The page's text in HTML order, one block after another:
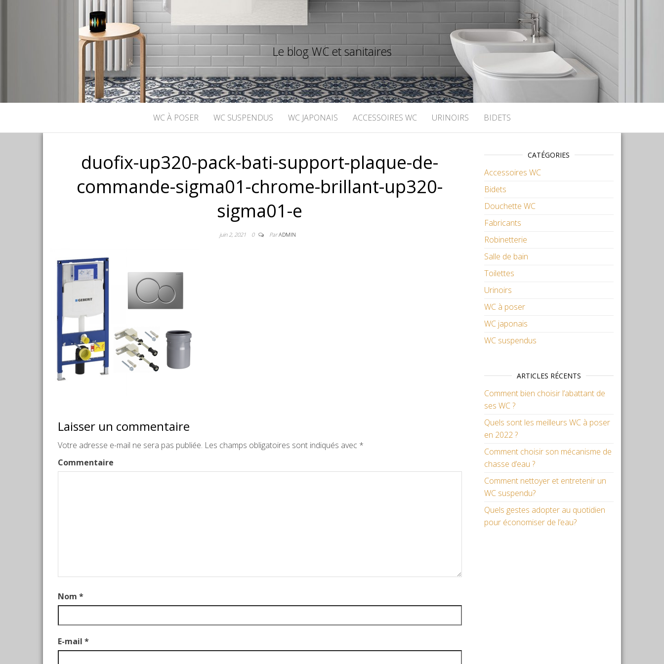
Le blog WC et sanitaires
WC À POSER WC SUSPENDUS WC JAPONAIS ACCESSOIRES WC URINOIRS BIDETS
duofix-up320-pack-bati-support-plaque-de-
commande-sigma01-chrome-brillant-up320-
sigma01-e
juin 2, 2021 0 ParADMIN
Laisser un commentaire
Votre adresse e-mail ne sera pas publiée. Les champs obligatoires sont indiqués avec *
Commentaire
Nom *
E-mail *
CATÉGORIES
Accessoires WC
Bidets
Douchette WC
Fabricants
Robinetterie
Salle de bain
Toilettes
Urinoirs
WC à poser
WC japonais
WC suspendus
ARTICLES RÉCENTS
Comment bien choisir l’abattant de
ses WC ?
Quels sont les meilleurs WC à poser
en 2022 ?
Comment choisir son mécanisme de
chasse d’eau ?
Comment nettoyer et entretenir un
WC suspendu?
Quels gestes adopter au quotidien
pour économiser de l’eau?